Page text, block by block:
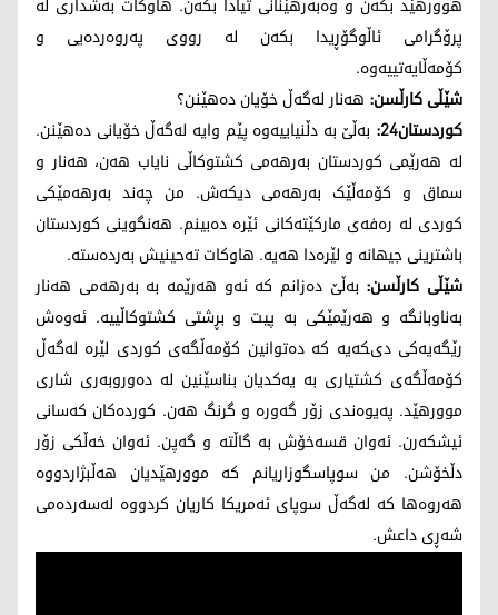
پرۆگرامی ئاڵوگۆڕیدا بکەن لە رووی پەروەردەیی و
کۆمەڵایەتییەوە.
شێڵی کارڵسن: هەنار لەگەڵ خۆیان دەهێنن؟
کوردستان24:
بەڵێ بە دڵنیاییەوە پێم وایە لەگەڵ خۆیانی دەهێنن.
لە هەرێمی کوردستان بەرهەمی کشتوکاڵی نایاب هەن، هەنار و
سماق و کۆمەڵێک بەرهەمی دیکەش. من چەند بەرهەمێکی
کوردی لە رەفەی مارکێتەکانی ئێرە دەبینم. هەنگوینی کوردستان
باشترینی جیهانە و لێرەدا هەیە. هاوکات تەحینیش بەردەستە.
شێڵی کارڵسن: بەڵێ دەزانم کە ئەو هەرێمە بە بەرهەمی هەنار
بەناوبانگە و هەرێمێکی بە پیت و بڕشتی کشتوکاڵییە. ئەوەش
رێگەیەکی دیکەیە کە دەتوانین کۆمەڵگەی کوردی لێرە لەگەڵ
کۆمەڵگەی کشتیاری بە یەکدیان بناسێنین لە دەوروبەری شاری
موورهێد. پەیوەندی زۆر گەورە و گرنگ هەن. کوردەکان کەسانی
ئیشکەرن. ئەوان قسەخۆش بە گاڵتە و گەپن. ئەوان خەڵکی زۆر
دڵخۆشن. من سوپاسگوزاریانم کە موورهێدیان هەڵبژاردووە
هەروەها کە لەگەڵ سوپای ئەمریکا کاریان کردووە لەسەردەمی
شەڕی داعش.